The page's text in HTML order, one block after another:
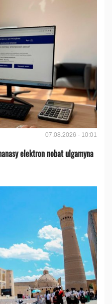
07.08.2026 - 10:01
elektron nobat ulgamyna